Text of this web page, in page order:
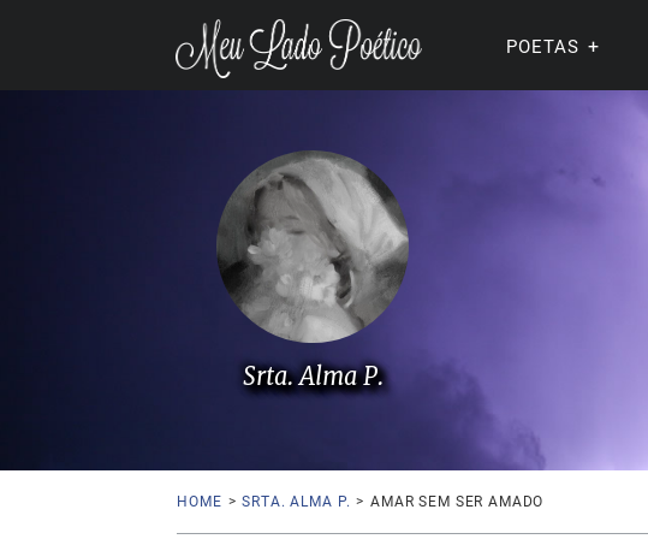
POETAS
Srta. Alma P.
HOME > SRTA. ALMA P. > AMAR SEM SER AMADO